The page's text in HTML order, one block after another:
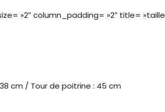
column_padding= »2″ title= »taille
cm / Tour de poitrine : 45 cm